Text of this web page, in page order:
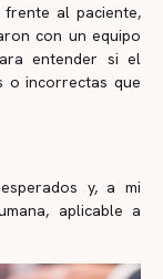
al paciente,
con un equipo
entender si el
o incorrectas que
y, a mi
aplicable a